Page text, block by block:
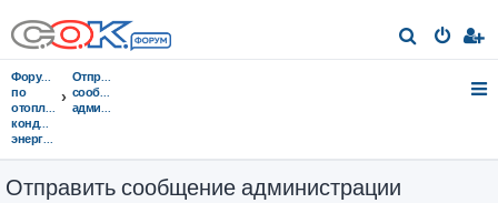
о
Форумы
по
отоплению,
кондиционированию,
энергосбережению
Отправить
сообщение
администрации
Отправить сообщение администрации